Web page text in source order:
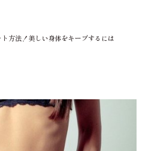
方法！美しい身体をキープするには